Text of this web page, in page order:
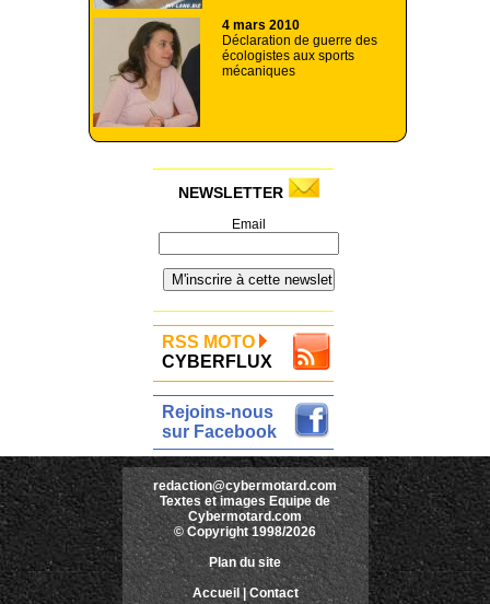
4 mars 2010
Déclaration de guerre des
écologistes aux sports
mécaniques
NEWSLETTER
Email
RSS MOTO
CYBERFLUX
Rejoins-nous
sur Facebook
redaction@cybermotard.com
Textes et images Equipe de
Cybermotard.com
© Copyright 1998/2026
Plan du site
Accueil |Contact